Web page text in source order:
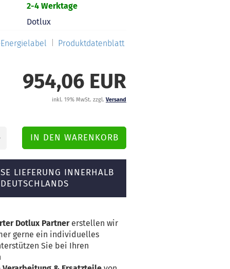
2-4 Werktage
Dotlux
Energielabel Produktdatenblatt
954,06 EUR
inkl. 19% MwSt. zzgl. Versand
LIEFERUNG INNERHALB
DEUTSCHLANDS
Dotlux Partnererstellen wir
gerne ein individuelles
Sie bei Ihren